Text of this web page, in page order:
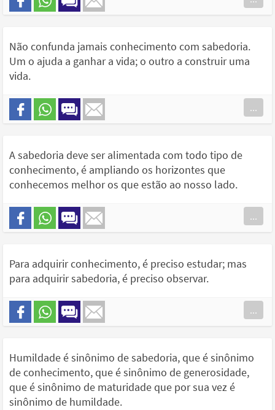
Não confunda jamais conhecimento com sabedoria.
Um o ajuda a ganhar a vida; o outro a construir uma
vida.
...
A sabedoria deve ser alimentada com todo tipo de
conhecimento, é ampliando os horizontes que
conhecemos melhor os que estão ao nosso lado.
...
Para adquirir conhecimento, é preciso estudar; mas
para adquirir sabedoria, é preciso observar.
...
Humildade é sinônimo de sabedoria, que é sinônimo
de conhecimento, que é sinônimo de generosidade,
que é sinônimo de maturidade que por sua vez é
sinônimo de humildade.